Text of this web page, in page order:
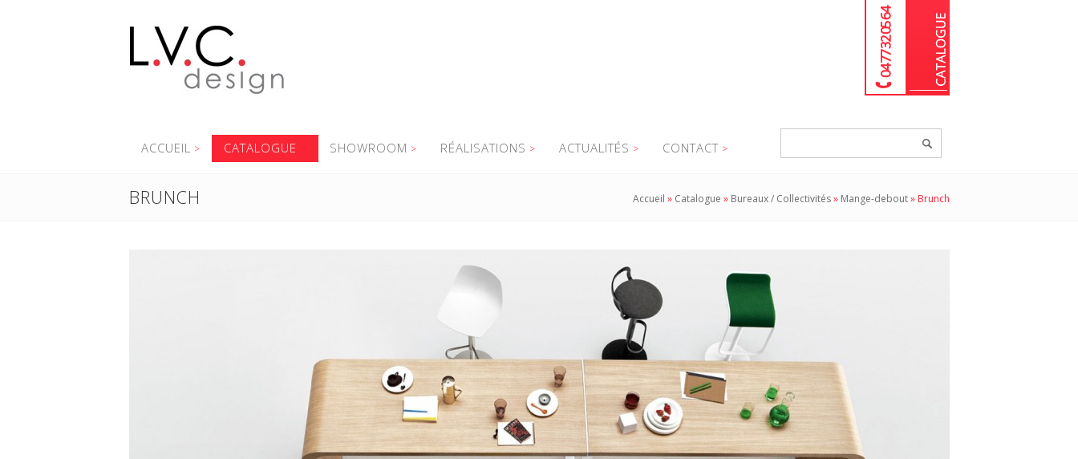
04 77 32 05 64
ACCUEIL CATALOGUE SHOWROOM RÉALISATIONS ACTUALITÉS CONTACT
BRUNCH Accueil » Catalogue » Bureaux / Collectivités» Mange-debout» Brunch